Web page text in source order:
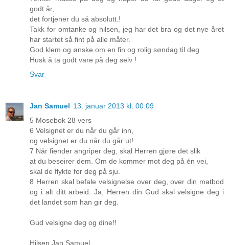
godt år,
det fortjener du så absolutt.!
Takk for omtanke og hilsen, jeg har det bra og det nye året
har startet så fint på alle måter.
God klem og ønske om en fin og rolig søndag til deg .
Husk å ta godt vare på deg selv !
Svar
Jan Samuel 13. januar 2013 kl. 00:09
5 Mosebok 28 vers
6 Velsignet er du når du går inn,
og velsignet er du når du går ut!
7 Når fiender angriper deg, skal Herren gjøre det slik
at du beseirer dem. Om de kommer mot deg på én vei,
skal de flykte for deg på sju.
8 Herren skal befale velsignelse over deg, over din matbod
og i alt ditt arbeid. Ja, Herren din Gud skal velsigne deg i
det landet som han gir deg.
Gud velsigne deg og dine!!
Hilsen Jan Samuel